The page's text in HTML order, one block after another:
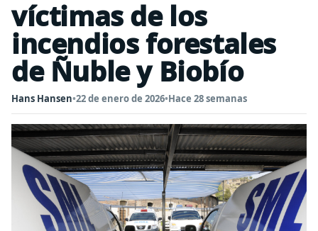
víctimas de los
incendios forestales
de Ñuble y Biobío
Hans Hansen•22 de enero de 2026•Hace 28 semanas